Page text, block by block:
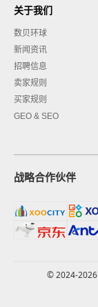
关于我们
数贝环球
新闻资讯
招聘信息
卖家规则
买家规则
GEO & SEO
战略合作伙伴
© 2024-2026